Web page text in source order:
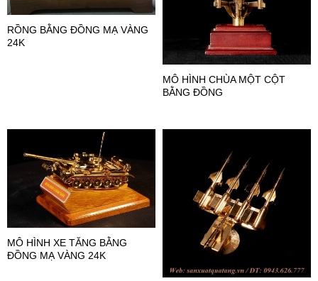
RỒNG BẰNG ĐỒNG MẠ VÀNG
24K
MÔ HÌNH CHÙA MỘT CỘT
BẰNG ĐỒNG
MÔ HÌNH XE TĂNG BẰNG
ĐỒNG MẠ VÀNG 24K